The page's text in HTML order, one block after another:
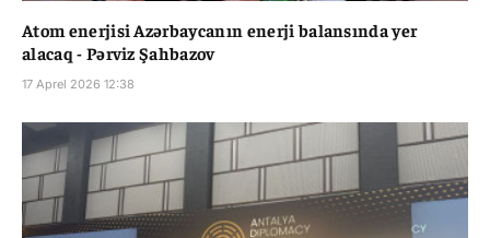
Atom enerjisi Azərbaycanın enerji balansında yer
alacaq - Pərviz Şahbazov
17 Aprel 2026 12:38